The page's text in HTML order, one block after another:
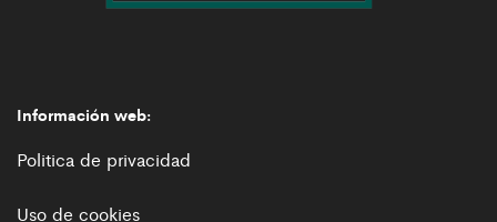
Información web:
Politica de privacidad
Uso de cookies